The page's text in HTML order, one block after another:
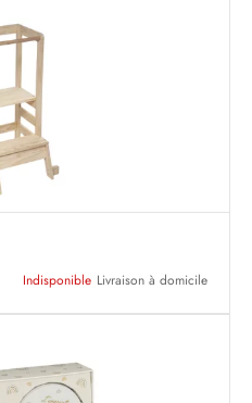
Indisponible Livraison à domicile